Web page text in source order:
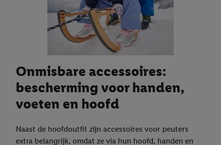
Onmisbare accessoires:
bescherming voor handen,
voeten en hoofd
Naast de hoofdoutfit zijn accessoires voor peuters
extra belangrijk, omdat ze via hun hoofd, handen en